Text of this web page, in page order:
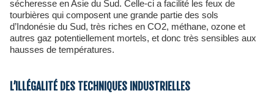
sécheresse en Asie du Sud. Celle-ci a facilité les feux de
tourbières qui composent une grande partie des sols
d’Indonésie du Sud, très riches en CO2, méthane, ozone et
autres gaz potentiellement mortels, et donc très sensibles aux
hausses de températures.
L’ILLÉGALITÉ DES TECHNIQUES INDUSTRIELLES